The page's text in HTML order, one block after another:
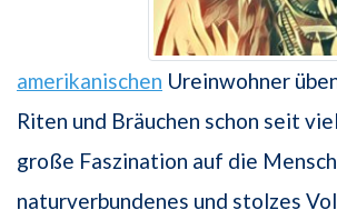
amerikanischen Ureinwohner
Riten und Bräuchen schon seit
große Faszination auf die
naturverbundenes und stolzes